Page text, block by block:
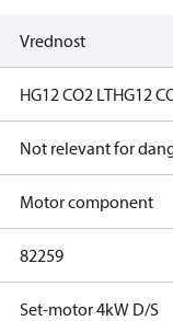
Vrednost
HG12 CO2 LTHG12
Not relevant for
Motor component
82259
Set-motor 4kW D/S